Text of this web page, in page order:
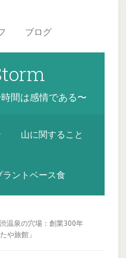
ブログ
間は感情である〜
山に関すること
ラントベース食
温泉の穴場：創業300年
や旅館」